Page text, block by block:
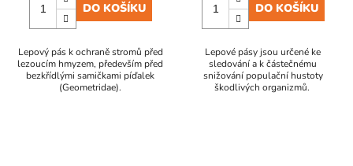
DO KOŠÍKU
Lepový pás k ochraně stromů před
lezoucím hmyzem, především před
bezkřídlými samičkami píďalek
(Geometridae).
DO KOŠÍKU
Lepové pásy jsou určené ke
sledování a k částečnému
snižování populační hustoty
škodlivých organizmů.